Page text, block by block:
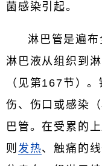
菌感染引起。
淋巴管是遍
淋巴液从组织到
（见第167节）
伤、伤口或感染
巴管。在受累的
则 发热、触痛的